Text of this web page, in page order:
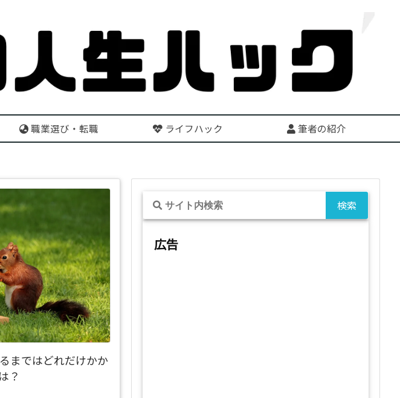
職業選び・転職 ライフハック 筆者の紹介
まではどれだけかか
？
広告